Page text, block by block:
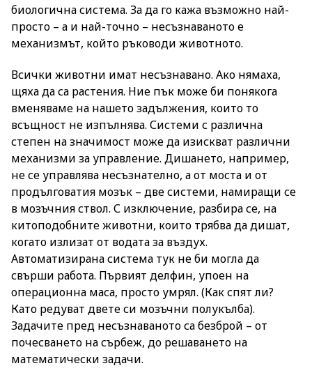
биологична система. За да го кажа възможно най-
просто – а и най-точно – несъзнаваното е
механизмът, който ръководи животното.
Всички животни имат несъзнавано. Ако нямаха,
щяха да са растения. Ние пък може би понякога
вменяваме на нашето задължения, които то
всъщност не изпълнява. Системи с различна
степен на значимост може да изискват различни
механизми за управление. Дишането, например,
не се управлява несъзнателно, а от моста и от
продълговатия мозък – две системи, намиращи се
в мозъчния ствол. С изключение, разбира се, на
китоподобните животни, които трябва да дишат,
когато излизат от водата за въздух.
Автоматизирана система тук не би могла да
свърши работа. Първият делфин, упоен на
операционна маса, просто умрял. (Как спят ли?
Като редуват двете си мозъчни полукълба).
Задачите пред несъзнаваното са безброй – от
почесването на сърбеж, до решаването на
математически задачи.